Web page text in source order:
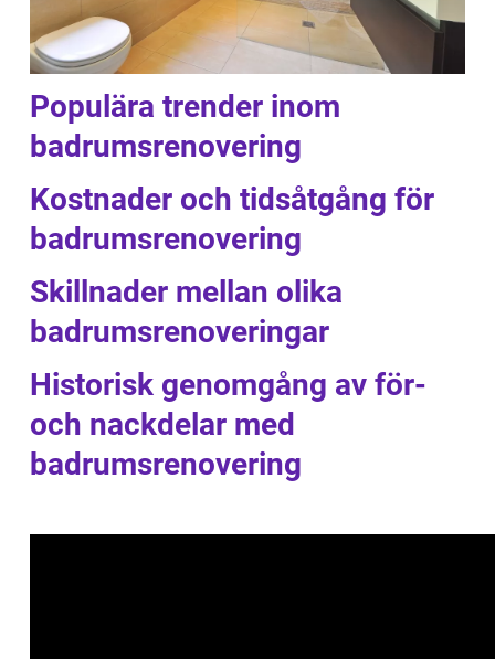
Populära trender inom
badrumsrenovering
Kostnader och tidsåtgång för
badrumsrenovering
Skillnader mellan olika
badrumsrenoveringar
Historisk genomgång av för-
och nackdelar med
badrumsrenovering